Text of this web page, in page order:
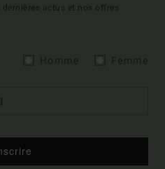
actus et nos offres